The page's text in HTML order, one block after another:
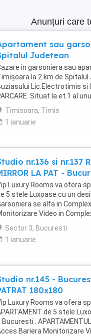
Anunțuri care
sau
Judetean
in garsoniera sau
la 2 km de
Lic.Electrotimis si
Situat la et.1 al
, frigider, mașină spălat, ...
Timisoara, Timis
1 ianuarie
nr.136 si nr.137
LA PAT -
Luxury Rooms va ofera
5 stele Luxoase cu un
se alfa in
Video in
PRIVAT in complex ...
Sector 3, Bucuresti
1 ianuarie
nr.145 -
180x180
Luxury Rooms va ofera
de 5 stele
Bucuresti .
Bariera Monitorizare